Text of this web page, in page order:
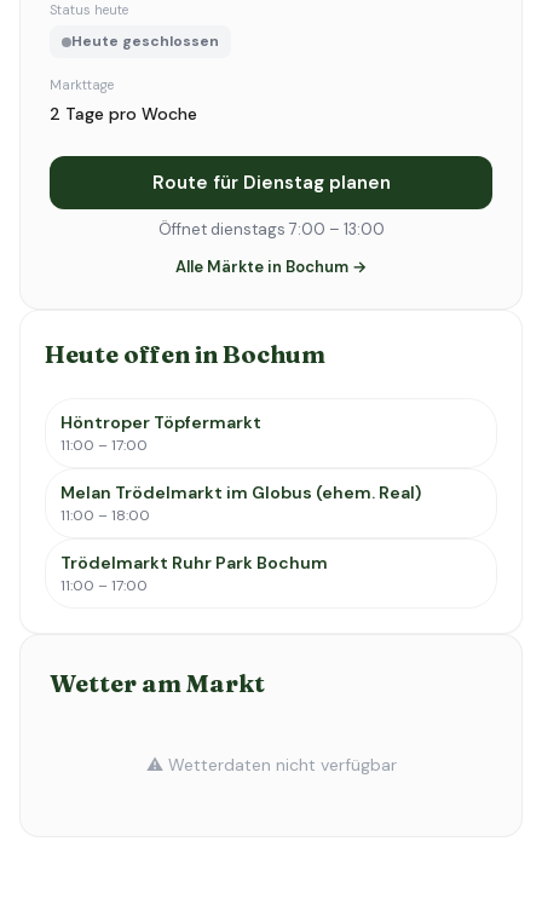
Status heute
Heute geschlossen
Markttage
2 Tage pro Woche
Route für Dienstag planen
Öffnet dienstags 7:00 – 13:00
Alle Märkte in Bochum →
Heute offen in Bochum
Höntroper Töpfermarkt
11:00 – 17:00
Melan Trödelmarkt im Globus (ehem. Real)
11:00 – 18:00
Trödelmarkt Ruhr Park Bochum
11:00 – 17:00
Wetter am Markt
⚠️ Wetterdaten nicht verfügbar